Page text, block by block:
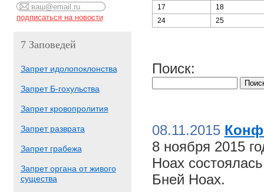
7 Заповедей
Запрет идолопоклонства
Запрет Б-гохульства
Запрет кровопролития
Запрет разврата
Запрет грабежа
Запрет органа от живого
существа
17
18
24
25
Поиск:
08.11.2015
8 ноября 2015
Ноах
Бней Ноах.